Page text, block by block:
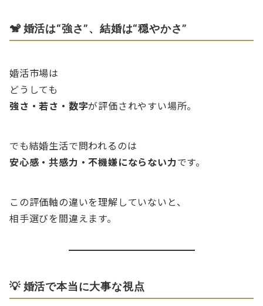
🐒 婚活は“強さ”、結婚は“穏やかさ”
婚活市場は
どうしても
強さ・若さ・数字が評価されやすい場所。
でも結婚生活で問われるのは
安心感・共感力・不機嫌にならない力です。
この評価軸の違いを理解していないと、
相手選びを間違えます。
💡 婚活で本当に大事な視点